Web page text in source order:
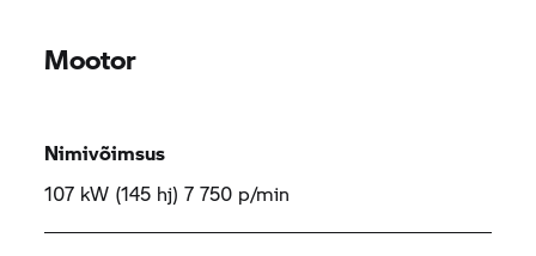
Mootor
Nimivõimsus
107 kW (145 hj) 7 750 p/min